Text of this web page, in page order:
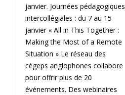
janvier. Journées pédagogiques
intercollégiales : du 7 au 15
janvier « All in This Together :
Making the Most of a Remote
Situation » Le réseau des
cégeps anglophones collabore
pour offrir plus de 20
événements. Des webinaires